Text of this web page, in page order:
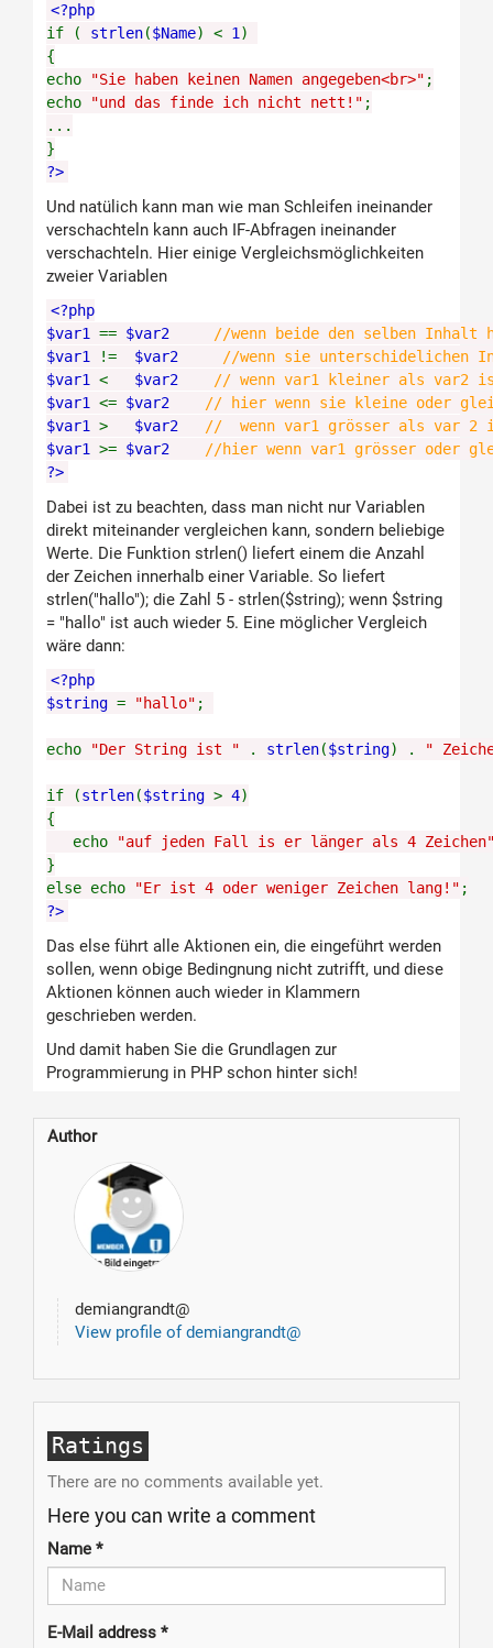
<?php
if ( strlen($Name) < 1 )
{
echo
"Sie haben keinen Namen angegeben<br>" ;
echo
"und das finde ich nicht nett!" ;
...
}
?>
Und natülich kann man wie man Schleifen ineinander
verschachteln kann auch IF-Abfragen ineinander
verschachteln. Hier einige Vergleichsmöglichkeiten
zweier Variablen
<?php
$var1 == $var2
//wenn beide den selben Inhalt
$var1
!= $var2
//wenn sie unterschidelichen
$var1 < $var2
// wenn var1 kleiner als var2
$var1 <= $var2
// hier wenn sie kleine oder
$var1 > $var2
// wenn var1 grösser als var 2
$var1 >= $var2
//hier wenn var1 grösser oder
?>
Dabei ist zu beachten, dass man nicht nur Variablen
direkt miteinander vergleichen kann, sondern beliebige
Werte. Die Funktion strlen() liefert einem die Anzahl
der Zeichen innerhalb einer Variable. So liefert
strlen("hallo"); die Zahl 5 - strlen($string); wenn $string
= "hallo" ist auch wieder 5. Eine möglicher Vergleich
wäre dann:
<?php
$string = "hallo" ;
echo "Der String ist " . strlen($string) . "
if (strlen($string > 4)
{
echo
"auf jeden Fall is er länger als 4
}
else echo
"Er ist 4 oder weniger Zeichen lang!" ;
?>
Das else führt alle Aktionen ein, die eingeführt werden
sollen, wenn obige Bedingnung nicht zutrifft, und diese
Aktionen können auch wieder in Klammern
geschrieben werden.
Und damit haben Sie die Grundlagen zur
Programmierung in PHP schon hinter sich!
Author
demiangrandt@
View profile of demiangrandt@
Ratings
There are no comments available yet.
Here you can write a comment
Name *
E-Mail address *